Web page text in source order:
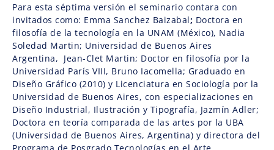
Para esta séptima versión el seminario contara con
invitados como: Emma Sanchez Baizabal; Doctora en
filosofía de la tecnología en la UNAM (México), Nadia
Soledad Martin; Universidad de Buenos Aires
Argentina, Jean-Clet Martin; Doctor en filosofía por la
Universidad París VIII, Bruno Iacomella; Graduado en
Diseño Gráfico (2010) y Licenciatura en Sociología por la
Universidad de Buenos Aires, con especializaciones en
Diseño Industrial, Ilustración y Tipografía, Jazmín Adler;
Doctora en teoría comparada de las artes por la UBA
(Universidad de Buenos Aires, Argentina) y directora del
Programa de Posgrado Tecnologías en el Arte